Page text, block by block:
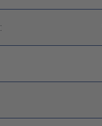
: